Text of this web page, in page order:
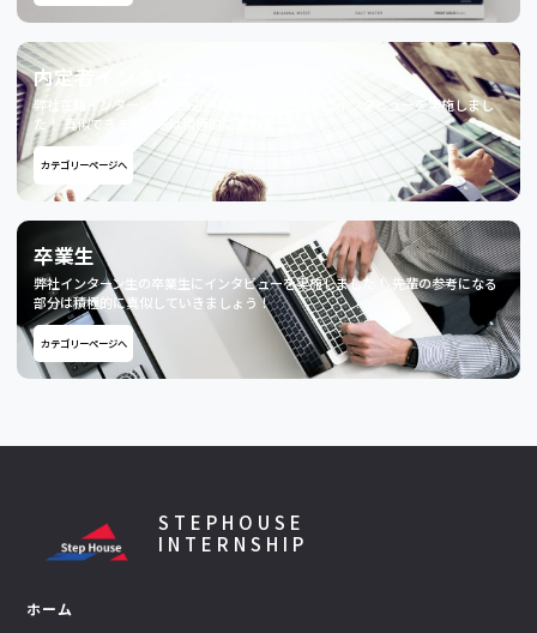
内定者インタビュー
弊社在籍インターン生で直近内定獲得した方対象にインタビューを実施しまし
た！ 真似できるところは積極的に盗みましょう！
カテゴリーページへ
卒業生
弊社インターン生の卒業生にインタビューを実施しました！ 先輩の参考になる
部分は積極的に真似していきましょう！
カテゴリーページへ
STEPHOUSE
INTERNSHIP
ホーム